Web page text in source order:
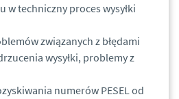
w techniczny proces wysyłki
związanych z błędami
wysyłki, problemy z
numerów PESEL od